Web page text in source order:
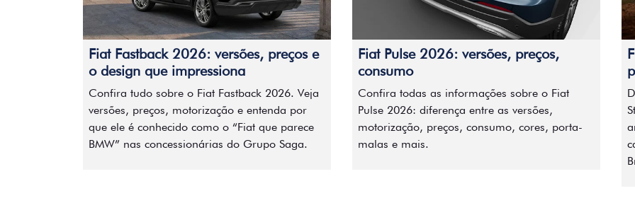
Fiat Fastback 2026: versões, preços e
o design que impressiona
Confira tudo sobre o Fiat Fastback 2026. Veja
versões, preços, motorização e entenda por
que ele é conhecido como o “Fiat que parece
BMW” nas concessionárias do Grupo Saga.
Fiat Pulse 2026: versões, preços,
consumo
Confira todas as informações sobre o Fiat
Pulse 2026: diferença entre as versões,
motorização, preços, consumo, cores, porta-
malas e mais.